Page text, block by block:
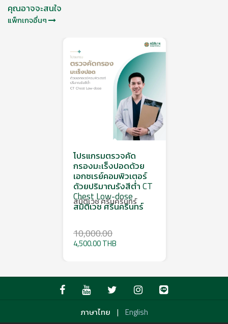
คุณอาจจะสนใจ
แพ็กเกจอื่นๆ
โปรแกรมตรวจคัด
กรองมะเร็งปอดด้วย
เอกซเรย์คอมพิวเตอร์
ด้วยปริมาณรังสีต่ำ CT
Chest Low-dose
สมิติเวช ศรีนครินทร์
สมิติเวช ศรีนครินทร์
10,000.00
4,500.00 THB
ภาษาไทย | English